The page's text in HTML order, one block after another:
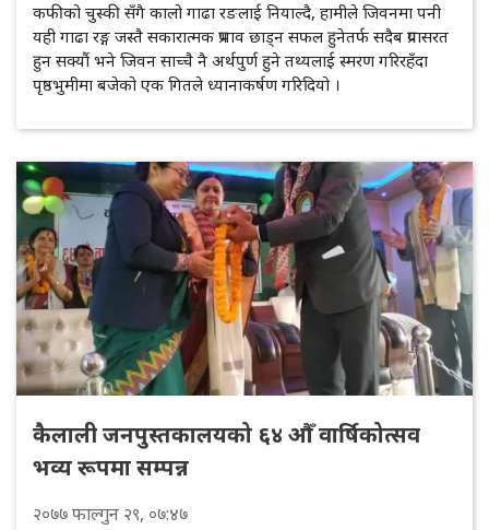
कफीको चुस्की सँगै कालो गाढा रङलाई नियाल्दै, हामीले जिवनमा पनी
यही गाढा रङ्ग जस्तै सकारात्मक प्रभाव छाड्न सफल हुनेतर्फ सदैब प्रयासरत
हुन सक्यौं भने जिवन साच्चै नै अर्थपुर्ण हुने तथ्यलाई स्मरण गरिरहँदा
पृष्ठभुमीमा बजेको एक गितले ध्यानाकर्षण गरिदियो ।
कैलाली जनपुस्तकालयको ६४ औँ वार्षिकोत्सव
भव्य रूपमा सम्पन्न
२०७७फाल्गुन २९, ०७:४७